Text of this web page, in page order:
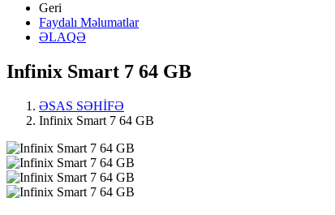
Geri
Faydalı Məlumatlar
ƏLAQƏ
Infinix Smart 7 64 GB
ƏSAS SƏHİFƏ
Infinix Smart 7 64 GB